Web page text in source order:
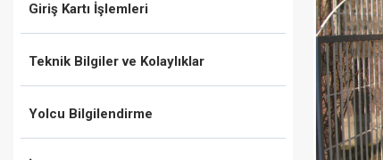
Giriş Kartı İşlemleri
Teknik Bilgiler ve Kolaylıklar
Yolcu Bilgilendirme